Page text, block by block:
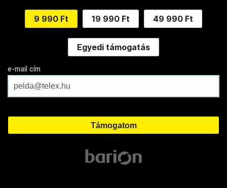
9 990 Ft 19 990 Ft 49 990 Ft
Egyedi támogatás
e-mail cím